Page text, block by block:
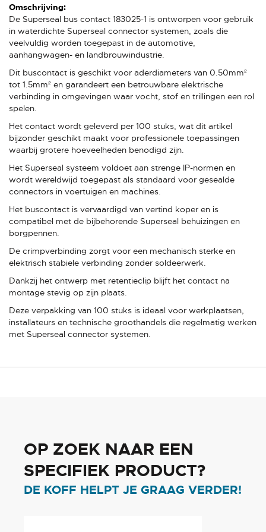
Meer
informatie
De Superseal bus contact 183025-1 is ontworpen voor gebruik
in waterdichte Superseal connector systemen, zoals die
veelvuldig worden toegepast in de automotive,
aanhangwagen- en landbrouwindustrie.
Dit buscontact is geschikt voor aderdiameters van 0.50mm²
tot 1.5mm² en garandeert een betrouwbare elektrische
verbinding in omgevingen waar vocht, stof en trillingen een rol
spelen.
Het contact wordt geleverd per 100 stuks, wat dit artikel
bijzonder geschikt maakt voor professionele toepassingen
waarbij grotere hoeveelheden benodigd zijn.
Het Superseal systeem voldoet aan strenge IP-normen en
wordt wereldwijd toegepast als standaard voor gesealde
connectors in voertuigen en machines.
Het buscontact is vervaardigd van vertind koper en is
compatibel met de bijbehorende Superseal behuizingen en
borgpennen.
De crimpverbinding zorgt voor een mechanisch sterke en
elektrisch stabiele verbinding zonder soldeerwerk.
Dankzij het ontwerp met retentieclip blijft het contact na
montage stevig op zijn plaats.
Deze verpakking van 100 stuks is ideaal voor werkplaatsen,
installateurs en technische groothandels die regelmatig werken
met Superseal connector systemen.
OP ZOEK NAAR EEN
SPECIFIEK PRODUCT?
DE KOFF HELPT JE GRAAG VERDER!